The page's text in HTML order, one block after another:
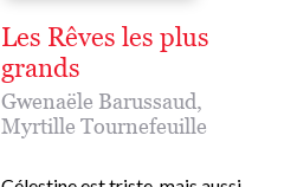
Les Rêves les plus
grands
Gwenaële Barussaud,
Myrtille Tournefeuille